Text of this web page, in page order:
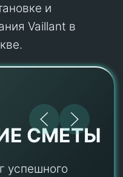
и
Vaillant в
СМЕТЫ
успешного